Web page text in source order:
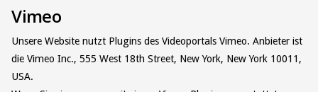
Vimeo
Unsere Website nutzt Plugins des Videoportals Vimeo. Anbieter ist
die Vimeo Inc., 555 West 18th Street, New York, New York 10011,
USA.